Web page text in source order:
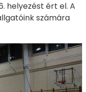
helyezést ért el. A
számára